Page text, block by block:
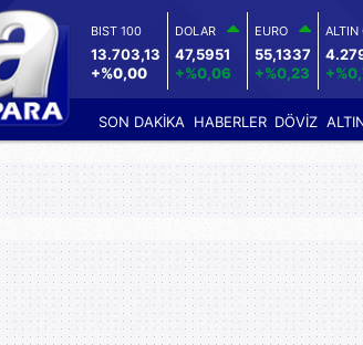
BIST 100
13.703,13
+%0,00
DOLAR
47,5951
+%0,06
EURO
55,1337
+%0,23
ALTIN
SON DAKİKA HABERLER DÖVİZ